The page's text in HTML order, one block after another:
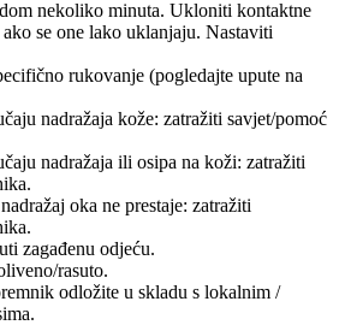
nekoliko minuta. Ukloniti kontaktne
se one lako uklanjaju. Nastaviti
rukovanje (pogledajte upute na
nadražaja kože: zatražiti savjet/pomoć
nadražaja ili osipa na koži: zatražiti
oka ne prestaje: zatražiti
zagađenu odjeću.
rasuto.
odložite u skladu s lokalnim /